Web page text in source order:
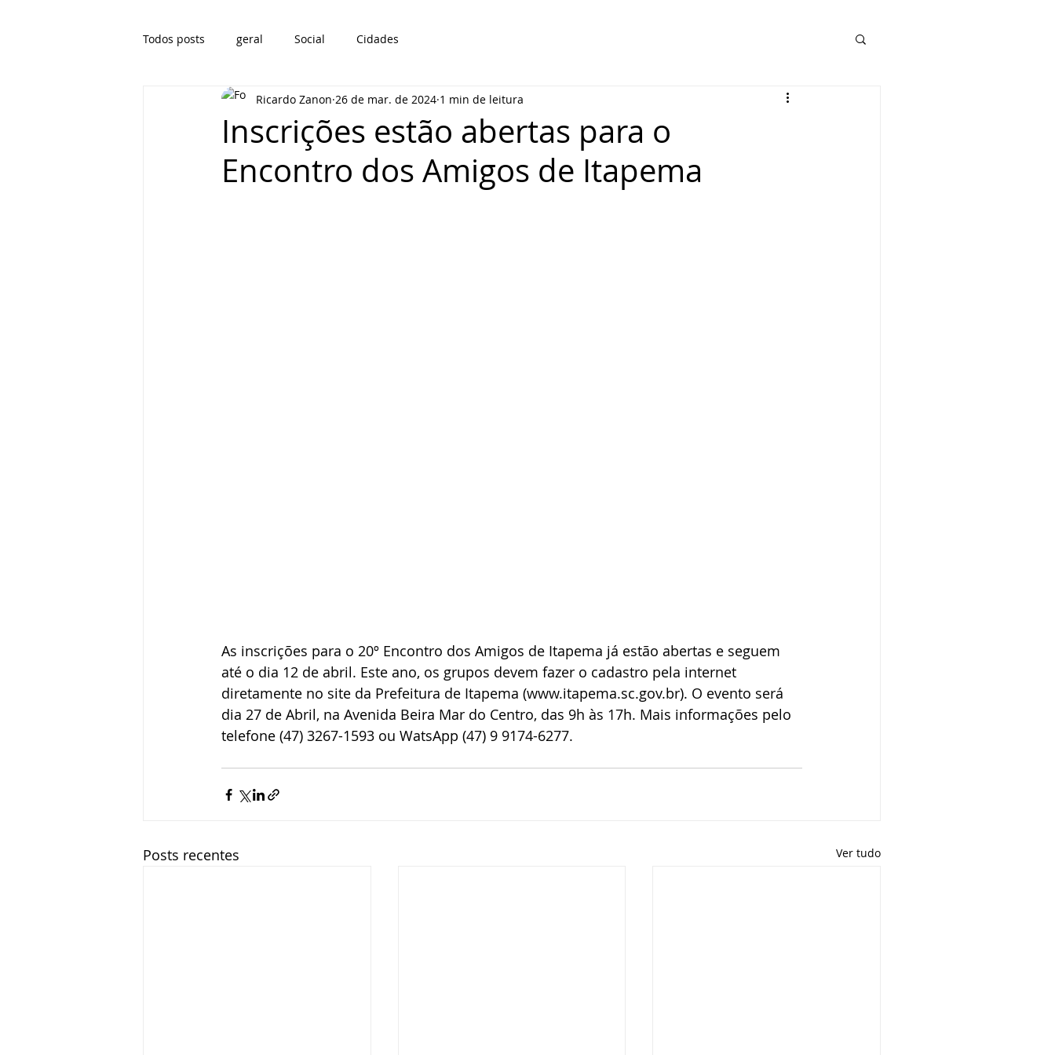
Todos posts geral Social Cidades
Inscrições estão abertas para o
Encontro dos Amigos de Itapema
Ricardo Zanon 26 de mar. de 2024 1 min de leitura
As inscrições para o 20º Encontro dos Amigos de Itapema já estão abertas e seguem
até o dia 12 de abril. Este ano, os grupos devem fazer o cadastro pela internet
diretamente no site da Prefeitura de Itapema (www.itapema.sc.gov.br). O evento será
dia 27 de Abril, na Avenida Beira Mar do Centro, das 9h às 17h. Mais informações pelo
telefone (47) 3267-1593 ou WatsApp (47) 9 9174-6277.
Posts recentes Ver tudo